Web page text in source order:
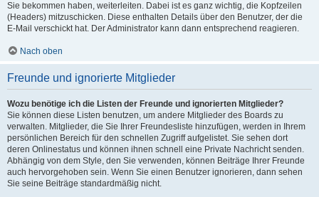
Sie bekommen haben, weiterleiten. Dabei ist es ganz wichtig, die Kopfzeilen
(Headers) mitzuschicken. Diese enthalten Details über den Benutzer, der die
E-Mail verschickt hat. Der Administrator kann dann entsprechend reagieren.
Nach oben
Freunde und ignorierte Mitglieder
Wozu benötige ich die Listen der Freunde und ignorierten Mitglieder?
Sie können diese Listen benutzen, um andere Mitglieder des Boards zu
verwalten. Mitglieder, die Sie Ihrer Freundesliste hinzufügen, werden in Ihrem
persönlichen Bereich für den schnellen Zugriff aufgelistet. Sie sehen dort
deren Onlinestatus und können ihnen schnell eine Private Nachricht senden.
Abhängig von dem Style, den Sie verwenden, können Beiträge Ihrer Freunde
auch hervorgehoben sein. Wenn Sie einen Benutzer ignorieren, dann sehen
Sie seine Beiträge standardmäßig nicht.